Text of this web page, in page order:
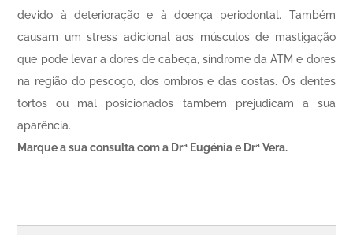
devido à deterioração e à doença periodontal. Também
causam um stress adicional aos músculos de mastigação
que pode levar a dores de cabeça, síndrome da ATM e dores
na região do pescoço, dos ombros e das costas. Os dentes
tortos ou mal posicionados também prejudicam a sua
aparência.
Marque a sua consulta com a Drª Eugénia e Drª Vera.